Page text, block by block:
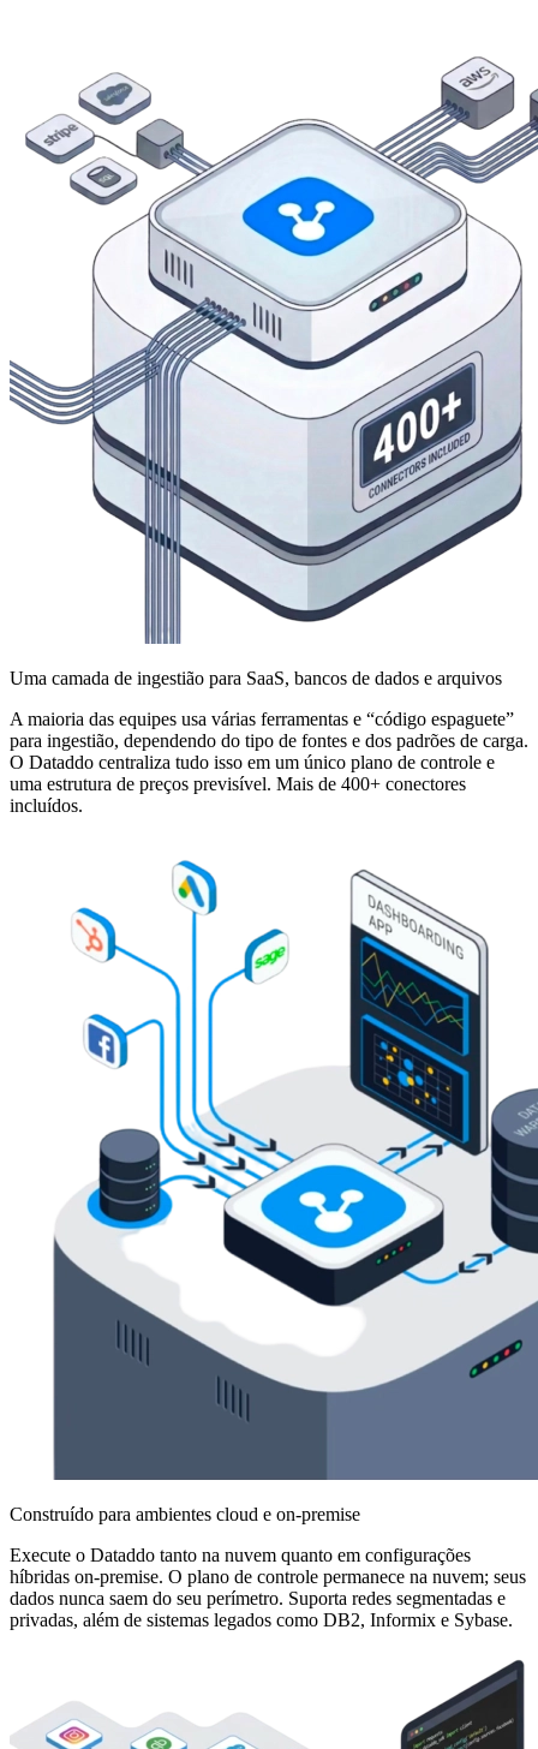
Uma camada de ingestião para SaaS, bancos de dados e arquivos
A maioria das equipes usa várias ferramentas e “código espaguete”
para ingestião, dependendo do tipo de fontes e dos padrões de carga.
O Dataddo centraliza tudo isso em um único plano de controle e
uma estrutura de preços previsível. Mais de 400+ conectores
incluídos.
Construído para ambientes cloud e on-premise
Execute o Dataddo tanto na nuvem quanto em configurações
híbridas on-premise. O plano de controle permanece na nuvem; seus
dados nunca saem do seu perímetro. Suporta redes segmentadas e
privadas, além de sistemas legados como DB2, Informix e Sybase.